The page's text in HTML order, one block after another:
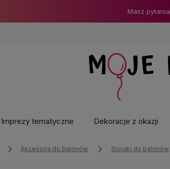
Imprezy tematyczne Dekoracje z okazji
Akcesoria do balonów Stojaki do balonów